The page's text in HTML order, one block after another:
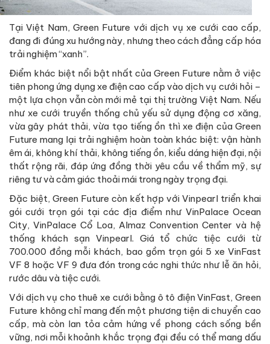
Tại Việt Nam, Green Future với dịch vụ xe cưới cao cấp,
đang đi đúng xu hướng này, nhưng theo cách đẳng cấp hóa
trải nghiệm “xanh”.
Điểm khác biệt nổi bật nhất của Green Future nằm ở việc
tiên phong ứng dụng xe điện cao cấp vào dịch vụ cưới hỏi –
một lựa chọn vẫn còn mới mẻ tại thị trường Việt Nam. Nếu
như xe cưới truyền thống chủ yếu sử dụng động cơ xăng,
vừa gây phát thải, vừa tạo tiếng ồn thì xe điện của Green
Future mang lại trải nghiệm hoàn toàn khác biệt: vận hành
êm ái, không khí thải, không tiếng ồn, kiểu dáng hiện đại, nội
thất rộng rãi, đáp ứng đồng thời yêu cầu về thẩm mỹ, sự
riêng tư và cảm giác thoải mái trong ngày trọng đại.
Đặc biệt, Green Future còn kết hợp với Vinpearl triển khai
gói cưới trọn gói tại các địa điểm như VinPalace Ocean
City, VinPalace Cổ Loa, Almaz Convention Center và hệ
thống khách sạn Vinpearl. Giá tổ chức tiệc cưới từ
700.000 đồng mỗi khách, bao gồm trọn gói 5 xe VinFast
VF 8 hoặc VF 9 đưa đón trong các nghi thức như lễ ăn hỏi,
rước dâu và tiệc cưới.
Với dịch vụ cho thuê xe cưới bằng ô tô điện VinFast, Green
Future không chỉ mang đến một phương tiện di chuyển cao
cấp, mà còn lan tỏa cảm hứng về phong cách sống bền
vững, nơi mỗi khoảnh khắc trọng đại đều có thể mang dấu